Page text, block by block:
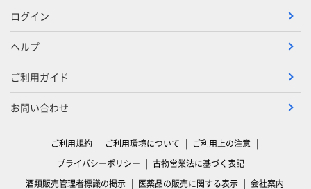
ログイン
ヘルプ
ご利用ガイド
お問い合わせ
ご利用規約 ご利用環境について
ご利用上の注意
プライバシーポリシー
古物営業法に基づく表記
酒類販売管理者標識の掲示
医薬品の販売に関する表示 会社案内